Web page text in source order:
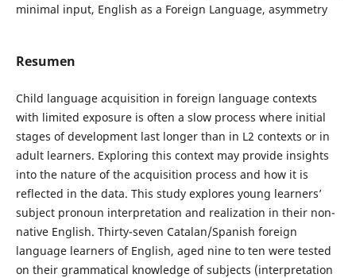
minimal input, English as a Foreign Language, asymmetry
Resumen
Child language acquisition in foreign language contexts
with limited exposure is often a slow process where initial
stages of development last longer than in L2 contexts or in
adult learners. Exploring this context may provide insights
into the nature of the acquisition process and how it is
reflected in the data. This study explores young learners’
subject pronoun interpretation and realization in their non-
native English. Thirty-seven Catalan/Spanish foreign
language learners of English, aged nine to ten were tested
on their grammatical knowledge of subjects (interpretation